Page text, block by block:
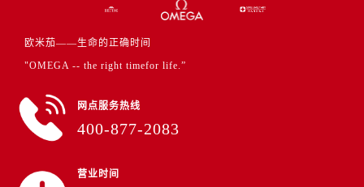
欧米茄——生命的正确时间
"OMEGA -- the right timefor life.”
网点服务热线
400-877-2083
营业时间